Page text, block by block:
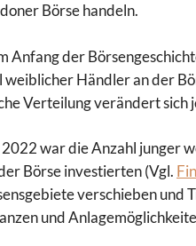
Börse handeln.
Anfang der
weiblicher Händler an der
Verteilung verändert sich
war die Anzahl junger
Börse investierten (Vgl.
verschieben und
und